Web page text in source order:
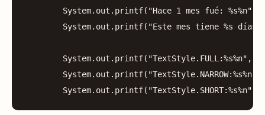
System. out . printf( "Hace 1 mes fué: %s%n"
System. out . printf( "Este mes tiene %s días
System. out . printf( "TextStyle.FULL:%s%n" ,
System. out . printf( "TextStyle.NARROW:%s%n"
System. out . printf( "TextStyle.SHORT:%s%n"